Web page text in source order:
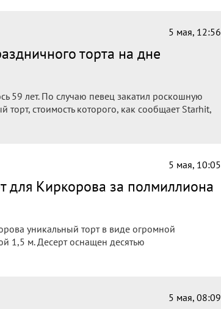
5 мая, 12:56
торта на дне
59 лет. По случаю певец закатил роскошную
стоимость которого, как сообщает Starhit,
5 мая, 10:05
для Киркорова за полмиллиона
уникальный торт в виде огромной
1,5 м. Десерт оснащен десятью
5 мая, 08:09